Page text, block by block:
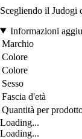
Scegliendo il Judogi
Informazioni
Marchio
Colore
Colore
Sesso
Fascia d'età
Quantità per
Loading...
Loading...